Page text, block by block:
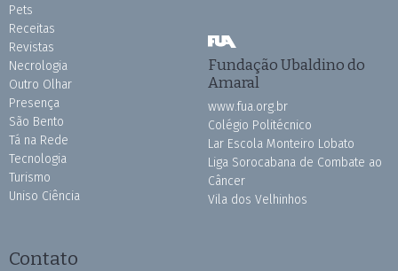
Pets
Receitas
Revistas
Necrologia
Outro Olhar
Presença
São Bento
Tá na Rede
Tecnologia
Turismo
Uniso Ciência
Fundação Ubaldino do
Amaral
www.fua.org.br
Colégio Politécnico
Lar Escola Monteiro Lobato
Liga Sorocabana de Combate ao
Câncer
Vila dos Velhinhos
Contato